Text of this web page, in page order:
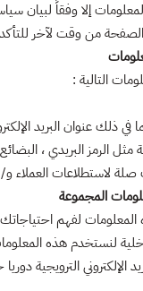
من وقت لآخر
التالية :
ذلك عنوان البريد
مثل الرمز البريدي ،
لاستطلاعات العملاء
المجموعة
لفهم
لنستخدم هذه
الإلكتروني الترويجية